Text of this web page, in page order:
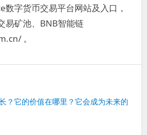
字货币交易平台网站及入口，
易矿池、BNB智能链
。
？它的价值在哪里？它会成为未来的